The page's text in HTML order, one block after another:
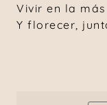
Vivir en la
Y florecer,